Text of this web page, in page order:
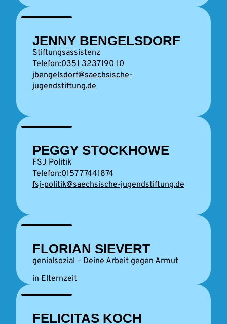
JENNY BENGELSDORF
Stiftungsassistenz
0351 3237190 10
jbengelsdorf@saechsische-
jugendstiftung.de
PEGGY STOCKHOWE
FSJ Politik
0157 77441874
fsj-politik@saechsische-jugendstiftung.de
FLORIAN SIEVERT
genialsozial – Deine Arbeit gegen Armut
in Elternzeit
FELICITAS KOCH